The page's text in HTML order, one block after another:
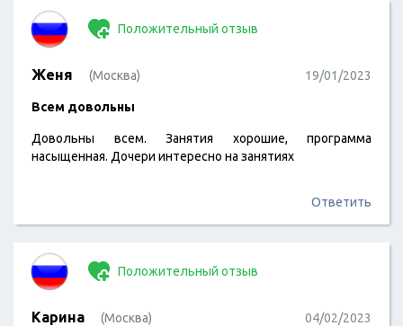
Положительный отзыв
Женя (Москва) 19/01/2023
Всем довольны
Довольны всем. Занятия хорошие, программа
насыщенная. Дочери интересно на занятиях
Ответить
Положительный отзыв
Карина (Москва) 04/02/2023